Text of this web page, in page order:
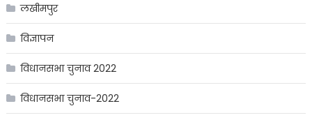
लखीमपुर
विज्ञापन
विधानसभा चुनाव 2022
विधानसभा चुनाव-2022